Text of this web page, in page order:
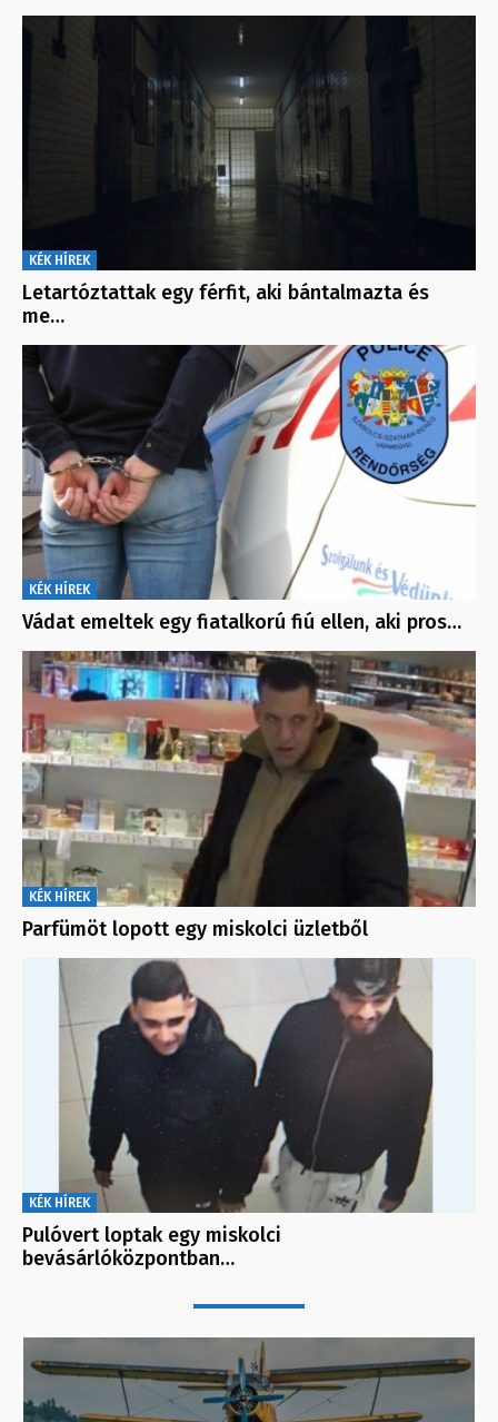
KÉK HÍREK
Letartóztattak egy férfit, aki bántalmazta és
me…
KÉK HÍREK
Vádat emeltek egy fiatalkorú fiú ellen, aki pros…
KÉK HÍREK
Parfümöt lopott egy miskolci üzletből
KÉK HÍREK
Pulóvert loptak egy miskolci
bevásárlóközpontban…